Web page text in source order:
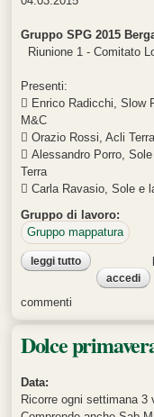
Gruppo SPG 2015
Riunione 1 - Comitato
Presenti:
 Enrico Radicchi, Slow
M&C
 Orazio Rossi, Acli
 Alessandro Porro,
Terra
 Carla Ravasio, Sole e
Gruppo di lavoro:
Gruppo mappatura
leggi tuttosu gruppo
comitatoaccedi
commenti
Dolce
Data:
Ricorre ogni settimana 3